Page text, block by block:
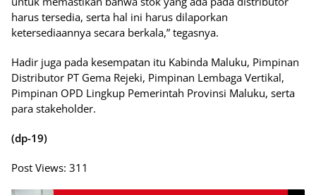
harus tersedia, serta hal ini harus dilaporkan
ketersediaannya secara berkala,” tegasnya.
Hadir juga pada kesempatan itu Kabinda Maluku, Pimpinan
Distributor PT Gema Rejeki, Pimpinan Lembaga Vertikal,
Pimpinan OPD Lingkup Pemerintah Provinsi Maluku, serta
para stakeholder.
(dp-19)
Post Views: 311